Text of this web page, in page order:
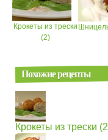
Крокеты из трески
(2)
Похожие рецепты
Крокеты из трески